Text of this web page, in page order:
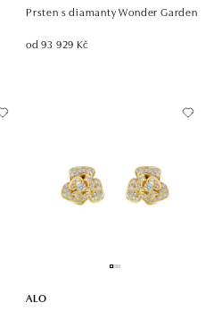
Prsten s diamanty Wonder Garden
od 93 929 Kč
ALO